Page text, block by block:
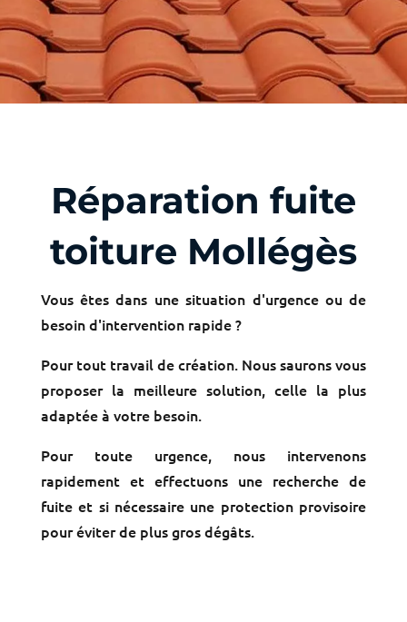
Réparation fuite
toiture Mollégès
Vous êtes dans une situation d'urgence ou de
besoin d'intervention rapide ?
Pour tout travail de création. Nous saurons vous
proposer la meilleure solution, celle la plus
adaptée à votre besoin.
Pour toute urgence, nous intervenons
rapidement et effectuons une recherche de
fuite et si nécessaire une protection provisoire
pour éviter de plus gros dégâts.